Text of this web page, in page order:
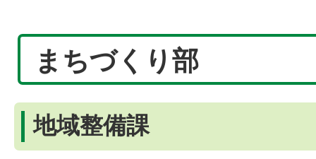
まちづくり部
地域整備課